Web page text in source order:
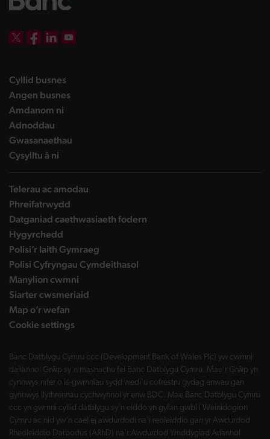
Cyllid busneslanding page
Angen busneslanding page
Amdanom ni
Adnoddau
Gwasanaethau
Cysylltu â ni
Telerau ac amodau
Phreifatrwydd
Datganiad caethwasiaeth fodern
Hygyrchedd
Polisi’r Iaith Gymraeg
Polisi Cyfryngau Cymdeithasol
Manylion cwmni
Siarter cwsmeriaid
Map o’r wefan
Cookie settings
Banc Datblygu Cymru ccc (Development Bank of Wales Plc) yw cwmni
daliannol Grŵp sy'n masnachu fel Banc Datblygu Cymru. Mae'r Grŵp yn
cynnwys nifer o is-gwmnïau sydd wedi'u cofrestru gydag enwau gan
gynnwys llythrennau cychwynnol yr enw BDC. Mae Banc Datblygu Cymru
ccc yn gwmni cyllid datblygu sy'n eiddo yn gyfan gwbl i Weinidogion
Cymru ac nid yw'n cael ei awdurdodi na'i reoleiddio gan yr Awdurdod
Rheoleiddio Darbodus (ARhD) na'r Awdurdod Ymddygiad Ariannol